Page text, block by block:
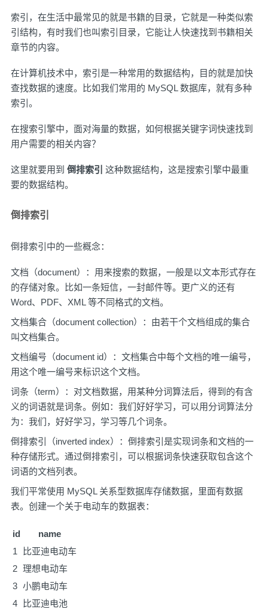
索引，在生活中最常见的就是书籍的目录，它就是一种类似索
引结构，有时我们也叫索引目录，它能让人快速找到书籍相关
章节的内容。
在计算机技术中，索引是一种常用的数据结构，目的就是加快
查找数据的速度。比如我们常用的 MySQL 数据库，就有多种
索引。
在搜索引擎中，面对海量的数据，如何根据关键字词快速找到
用户需要的相关内容？
这里就要用到 倒排索引 这种数据结构，这是搜索引擎中最重
要的数据结构。
倒排索引
倒排索引中的一些概念：
文档（document）：用来搜索的数据，一般是以文本形式存在
的存储对象。比如一条短信，一封邮件等。更广义的还有
Word、PDF、XML 等不同格式的文档。
文档集合（document collection）：由若干个文档组成的集合
叫文档集合。
文档编号（document id）：文档集合中每个文档的唯一编号，
用这个唯一编号来标识这个文档。
词条（term）：对文档数据，用某种分词算法后，得到的有含
义的词语就是词条。例如：我们好好学习，可以用分词算法分
为：我们，好好学习，学习等几个词条。
倒排索引（inverted index）：倒排索引是实现词条和文档的一
种存储形式。通过倒排索引，可以根据词条快速获取包含这个
词语的文档列表。
我们平常使用 MySQL 关系型数据库存储数据，里面有数据
表。创建一个关于电动车的数据表：
id
name
1
比亚迪电动车
2 理想电动车
3 小鹏电动车
4
比亚迪电池